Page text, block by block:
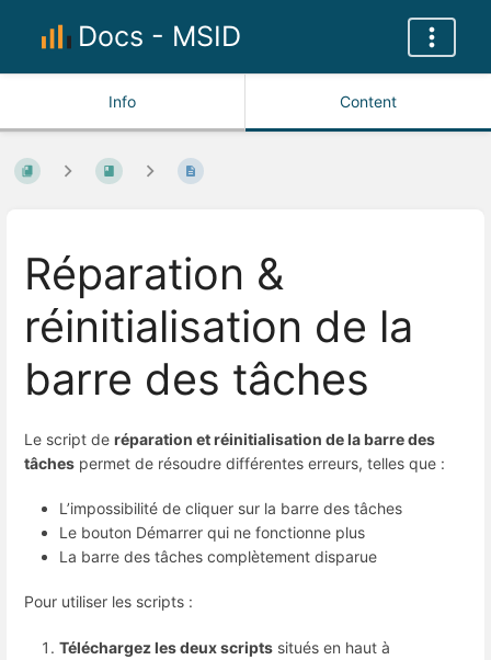
Docs - MSID
Info Content
Réparation &
réinitialisation de la
barre des tâches
Le script de réparation et réinitialisation de la barre des
tâches permet de résoudre différentes erreurs, telles que :
L’impossibilité de cliquer sur la barre des tâches
Le bouton Démarrer qui ne fonctionne plus
La barre des tâches complètement disparue
Pour utiliser les scripts :
Téléchargez les deux scripts situés en haut à